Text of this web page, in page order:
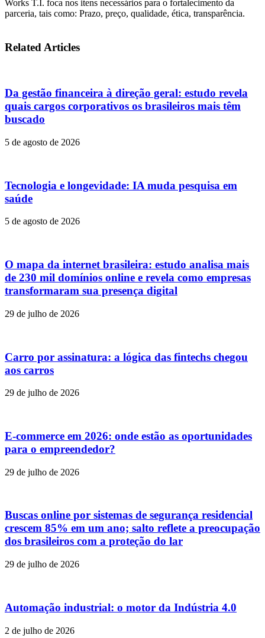
Works T.I. foca nos itens necessários para o fortalecimento da
parceria, tais como: Prazo, preço, qualidade, ética, transparência.
Related Articles
Da gestão financeira à direção geral: estudo revela
quais cargos corporativos os brasileiros mais têm
buscado
5 de agosto de 2026
Tecnologia e longevidade: IA muda pesquisa em
saúde
5 de agosto de 2026
O mapa da internet brasileira: estudo analisa mais
de 230 mil domínios online e revela como empresas
transformaram sua presença digital
29 de julho de 2026
Carro por assinatura: a lógica das fintechs chegou
aos carros
29 de julho de 2026
E-commerce em 2026: onde estão as oportunidades
para o empreendedor?
29 de julho de 2026
Buscas online por sistemas de segurança residencial
crescem 85% em um ano; salto reflete a preocupação
dos brasileiros com a proteção do lar
29 de julho de 2026
Automação industrial: o motor da Indústria 4.0
2 de julho de 2026